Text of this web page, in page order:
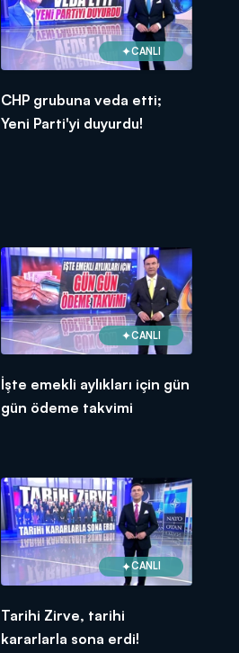
CANLI
CHP grubuna veda etti;
Yeni Parti'yi duyurdu!
CANLI
İşte emekli aylıkları için gün
gün ödeme takvimi
CANLI
Tarihi Zirve, tarihi
kararlarla sona erdi!